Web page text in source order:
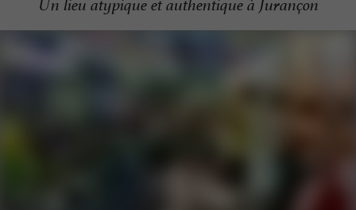
Un lieu atypique et authentique à Jurançon